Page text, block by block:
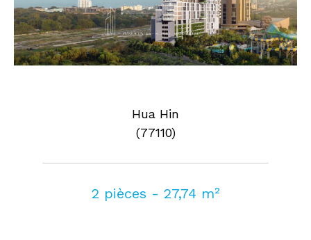
Hua Hin
(77110)
2 pièces - 27,74 m²
Surface
FILTRER PAR